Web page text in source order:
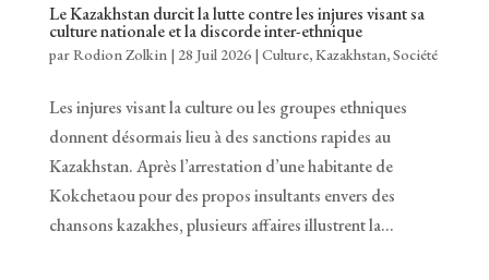
Le Kazakhstan durcit la lutte contre les injures visant sa
culture nationale et la discorde inter-ethnique
parRodion Zolkin| 28 Juil 2026| Culture,Kazakhstan,Société
Les injures visant la culture ou les groupes ethniques
donnent désormais lieu à des sanctions rapides au
Kazakhstan. Après l’arrestation d’une habitante de
Kokchetaou pour des propos insultants envers des
chansons kazakhes, plusieurs affaires illustrent la...